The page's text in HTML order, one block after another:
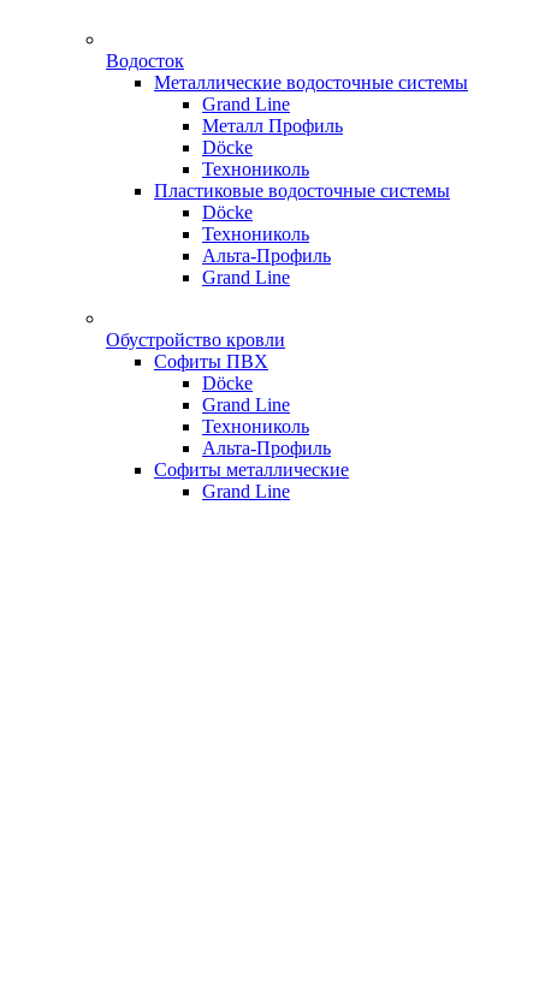
Водосток
Металлические водосточные системы
Grand Line
Металл Профиль
Döсkе
Технониколь
Пластиковые водосточные системы
Döcke
Технониколь
Альта-Профиль
Grand Line
Обустройство кровли
Софиты ПВХ
Döcke
Grand Line
Технониколь
Альта-Профиль
Софиты металлические
Grand Line